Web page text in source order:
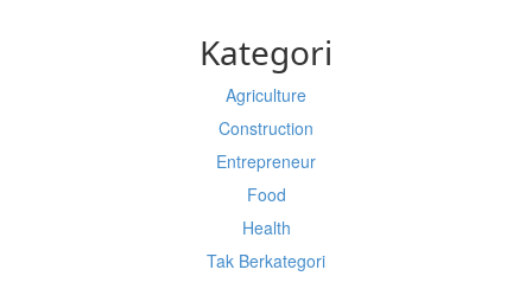
Kategori
Agriculture
Construction
Entrepreneur
Food
Health
Tak Berkategori